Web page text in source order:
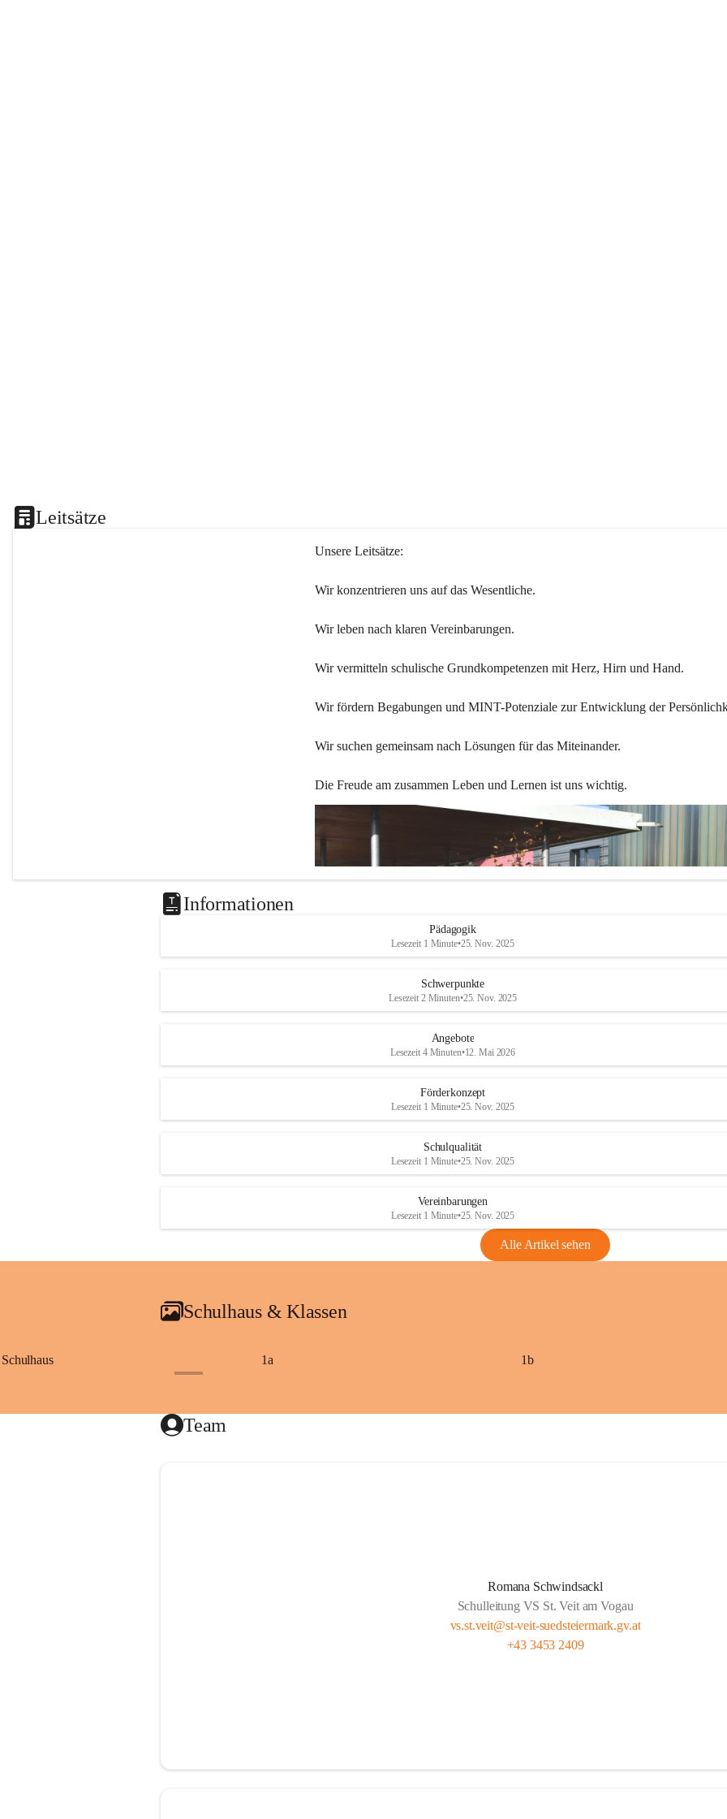
Leitsätze
Unsere Leitsätze:
Wir konzentrieren uns auf das Wesentliche.
Wir leben nach klaren Vereinbarungen.
Wir vermitteln schulische Grundkompetenzen mit Herz, Hirn und Hand.
Wir fördern Begabungen und MINT-Potenziale zur Entwicklung der
Wir suchen gemeinsam nach Lösungen für das Miteinander.
Die Freude am zusammen Leben und Lernen ist uns wichtig.
Informationen
Pädagogik
Lesezeit 1 Minute•25. Nov. 2025
Schwerpunkte
Lesezeit 2 Minuten•25. Nov. 2025
Angebote
Lesezeit 4 Minuten•12. Mai 2026
Förderkonzept
Lesezeit 1 Minute•25. Nov. 2025
Schulqualität
Lesezeit 1 Minute•25. Nov. 2025
Vereinbarungen
Lesezeit 1 Minute•25. Nov. 2025
Alle Artikel sehen
Schulhaus & Klassen
Schulhaus 1a 1b
Team
Romana Schwindsackl
Schulleitung VS St. Veit am Vogau
vs.st.veit@st-veit-suedsteiermark.gv.at
+43 3453 2409